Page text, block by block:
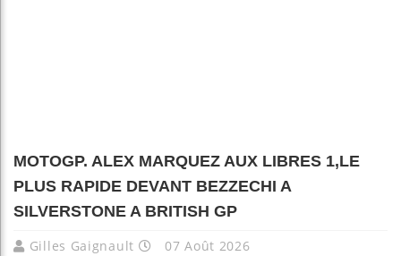
MOTOGP. ALEX MARQUEZ AUX LIBRES 1,LE
PLUS RAPIDE DEVANT BEZZECHI A
SILVERSTONE A BRITISH GP
Gilles Gaignault 07 Août 2026